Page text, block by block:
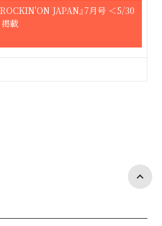
ROCKIN'ON JAPAN』7月号 ＜5/30
載